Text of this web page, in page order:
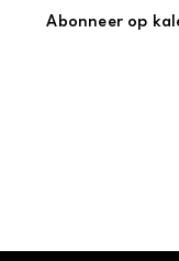
juni,
VERNIEUWD
Abonneer op